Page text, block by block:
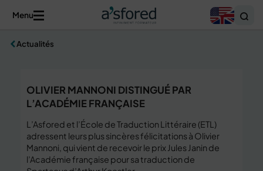
Menu
Actualités
OLIVIER MANNONI DISTINGUÉ PAR
L’ACADÉMIE FRANÇAISE
L’Asfored et l’École de Traduction Littéraire (ETL)
adressent leurs plus sincères félicitations à Olivier
Mannoni, qui vient de recevoir le prix Jules Janin de
l’Académie française pour sa traduction de